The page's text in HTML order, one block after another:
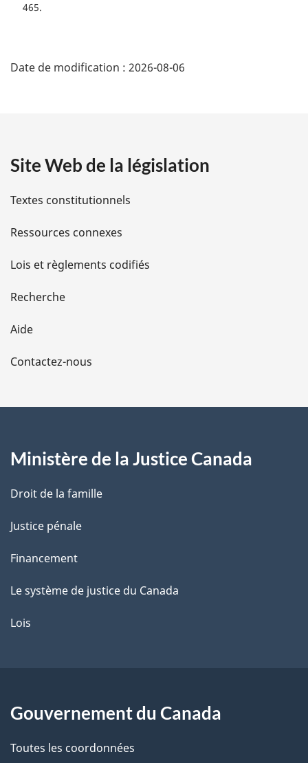
465
é
i
l
s
d
e
l
a
e
Date de modification : 2026-08-06
Site Web de la législation
Textes constitutionnels
Ressources connexes
Lois et règlements codifiés
Recherche
Aide
Contactez-nous
Ministère de la Justice Canada
Droit de la famille
Justice pénale
Financement
Le système de justice du Canada
Lois
Gouvernement du Canada
Toutes les coordonnées